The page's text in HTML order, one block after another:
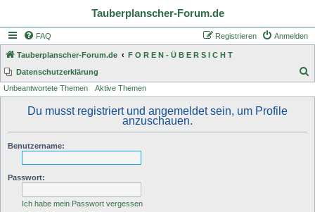
Tauberplanscher-Forum.de
FAQ Anmelden
Registrieren
Tauberplanscher-Forum.de
F O R E N - Ü B E R S I C H T
Datenschutzerklärung
Unbeantwortete Themen Aktive Themen
Du musst registriert und angemeldet sein, um Profile
anzuschauen.
Benutzername:
Passwort:
Ich habe mein Passwort vergessen